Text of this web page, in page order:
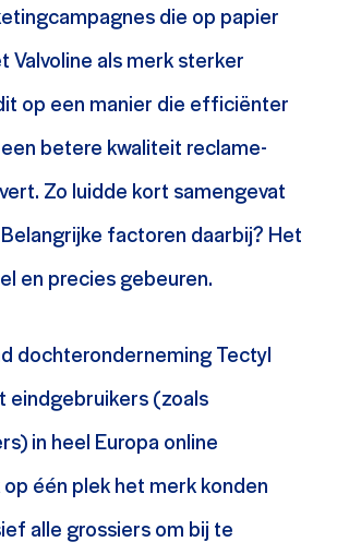
die op papier
Valvoline als merk sterker
op een manier die efficiënter
betere kwaliteit reclame-
Zo luidde kort samengevat
factoren daarbij? Het
en precies gebeuren.
dochteronderneming Tectyl
eindgebruikers (zoals
in heel Europa online
één plek het merk konden
alle grossiers om bij te